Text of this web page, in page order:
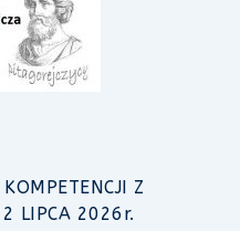
Z
LIPCA 2026r.